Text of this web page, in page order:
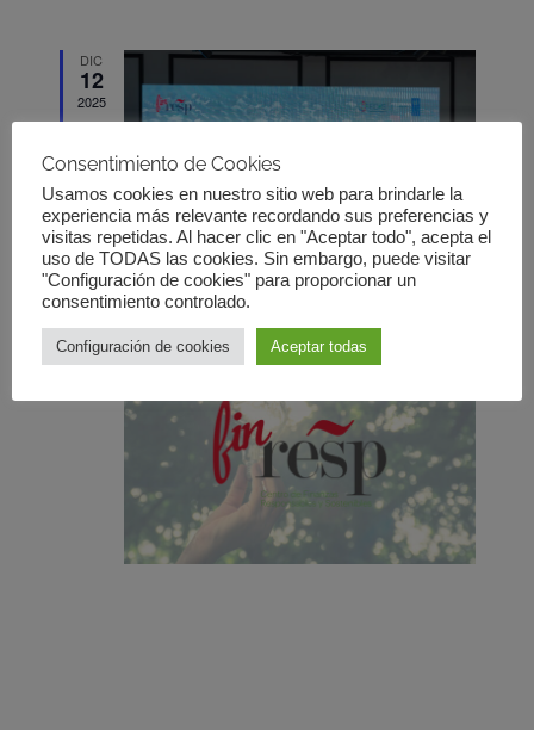
DIC
12
2025
MAR
12
Consentimiento de Cookies
Usamos cookies en nuestro sitio web para brindarle la
experiencia más relevante recordando sus preferencias y
visitas repetidas. Al hacer clic en "Aceptar todo", acepta el
uso de TODAS las cookies. Sin embargo, puede visitar
"Configuración de cookies" para proporcionar un
consentimiento controlado.
Configuración de cookies Aceptar todas